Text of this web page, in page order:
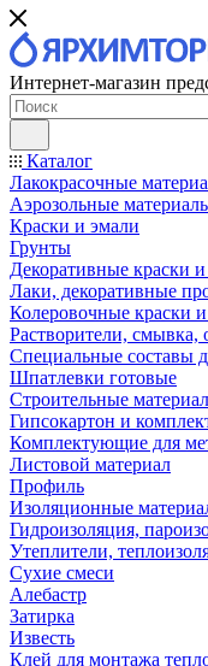
Интернет-магазин
Каталог
Лакокрасочные
Аэрозольные
Краски и эмали
Грунты
Декоративные краски
Лаки, декоративные
Колеровочные краски
Растворители, смывка,
Специальные составы
Шпатлевки готовые
Строительные
Гипсокартон и
Комплектующие для
Листовой материал
Профиль
Изоляционные
Гидроизоляция,
Утеплители,
Сухие смеси
Алебастр
Затирка
Известь
Клей для монтажа